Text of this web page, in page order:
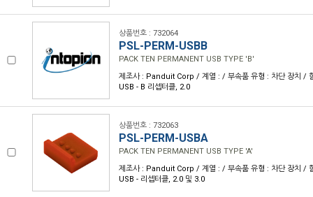
상품번호 : 732064
PSL-PERM-USBB
PACK TEN PERMANENT USB TYPE 'B'
제조사 : Panduit Corp / 계열 : / 부속품 유형 : 차단 장치 /
USB - B 리셉터클, 2.0
상품번호 : 732063
PSL-PERM-USBA
PACK TEN PERMANENT USB TYPE 'A'
제조사 : Panduit Corp / 계열 : / 부속품 유형 : 차단 장치 /
USB - 리셉터클, 2.0 및 3.0